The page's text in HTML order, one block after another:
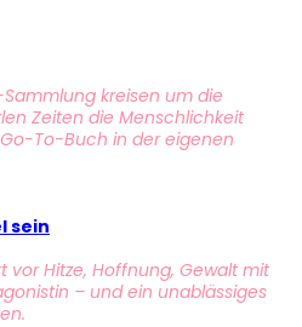
kreisen um die
Zeiten die Menschlichkeit
To-Buch in der eigenen
sein
vor Hitze, Hoffnung, Gewalt mit
– und ein unablässiges